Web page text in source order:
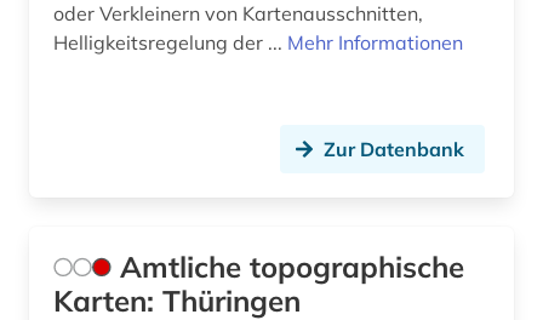
oder Verkleinern von Kartenausschnitten,
Helligkeitsregelung der ... Mehr Informationen
Zur Datenbank
Amtliche topographische
Karten: Thüringen